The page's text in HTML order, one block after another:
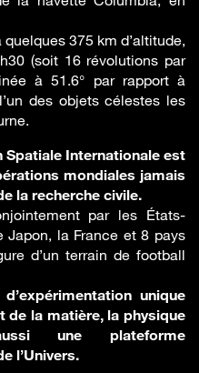
375 km d’altitude,
(soit 16 révolutions par
à 51.6° par rapport à
des objets célestes les
Internationale est
mondiales jamais
la recherche civile.
par les États-
Japon, la France et 8 pays
d’un terrain de football
unique
de la matière, la physique
une plateforme
l’Univers.